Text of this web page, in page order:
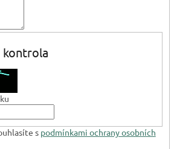
kontrola
s podmínkami ochrany osobních